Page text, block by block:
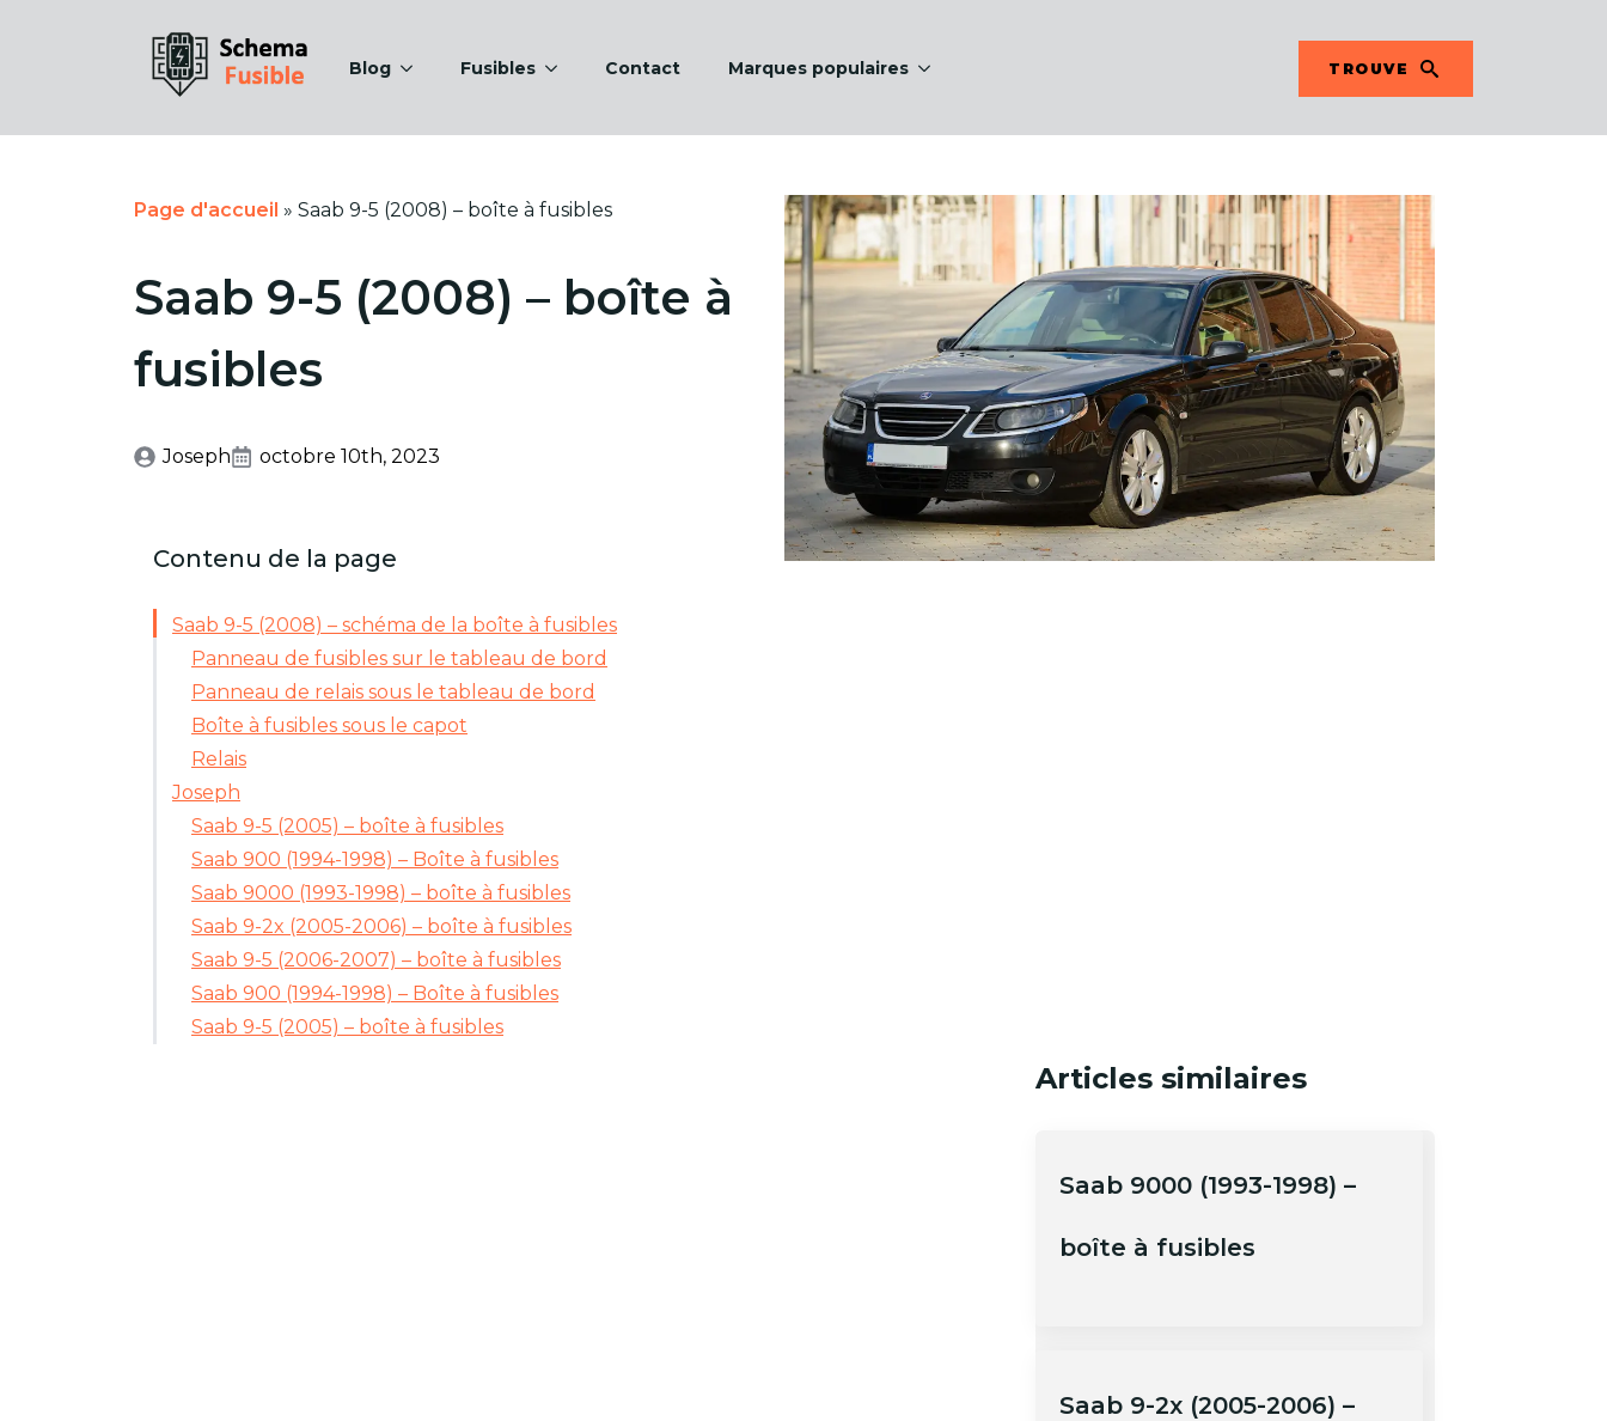
Blog Fusibles Contact Marques populaires TROUVE
Page d'accueil » Saab 9-5 (2008) – boîte à fusibles
Saab 9-5 (2008) – boîte à
fusibles
Joseph octobre 10th, 2023
Contenu de la page
Saab 9-5 (2008) – schéma de la boîte à fusibles
Panneau de fusibles sur le tableau de bord
Panneau de relais sous le tableau de bord
Boîte à fusibles sous le capot
Relais
Joseph
Saab 9-5 (2005) – boîte à fusibles
Saab 900 (1994-1998) – Boîte à fusibles
Saab 9000 (1993-1998) – boîte à fusibles
Saab 9-2x (2005-2006) – boîte à fusibles
Saab 9-5 (2006-2007) – boîte à fusibles
Saab 900 (1994-1998) – Boîte à fusibles
Saab 9-5 (2005) – boîte à fusibles
Articles similaires
Saab 9000 (1993-1998) –
boîte à fusibles
Saab 9-2x (2005-2006) –